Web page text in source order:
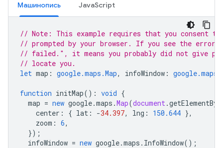
Машинопись JavaScript
// Note: This example requires that you consent to
// prompted by your browser. If you see the error
// failed.", it means you probably did not give
// locate you.
let map : google.maps.Map, infoWindow :
function initMap() : void {
map = new google.maps .Map(document.
center : { lat : -34.397, lng : 150.644 },
zoom : 6,
});
infoWindow = new google.maps . InfoWindow();